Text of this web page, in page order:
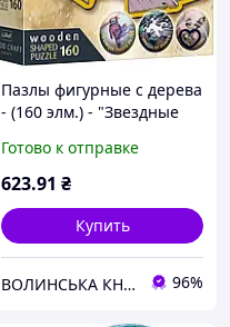
Пазлы фигурные с дерева
- (160 элм.) - "Звездные
Trefl
Готово к отправке
623.91 ₴
Купить
ВОЛИНСЬКА КНОПКА 96%